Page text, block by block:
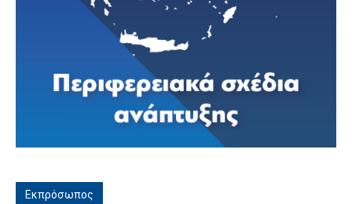
Εκπρόσωπος